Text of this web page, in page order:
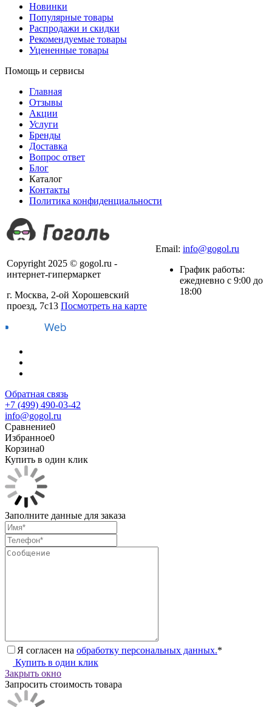
Новинки
Популярные товары
Распродажи и скидки
Рекомендуемые товары
Уцененные товары
Помощь и сервисы
Главная
Отзывы
Акции
Услуги
Бренды
Доставка
Вопрос ответ
Блог
Каталог
Контакты
Политика конфиденциальности
Copyright 2025 © gogol.ru -
интернет-гипермаркет
г. Москва, 2-ой Хорошевский
проезд, 7с13 Посмотреть на карте
Email: info@gogol.ru
График работы:
ежедневно с 9:00 до
18:00
Обратная связь
+7 (499) 490-03-42
info@gogol.ru
Сравнение0
Избранное0
Корзина0
Купить в один клик
Заполните данные для заказа
Я согласен на обработку персональных данных.*
Купить в один клик
Закрыть окно
Запросить стоимость товара